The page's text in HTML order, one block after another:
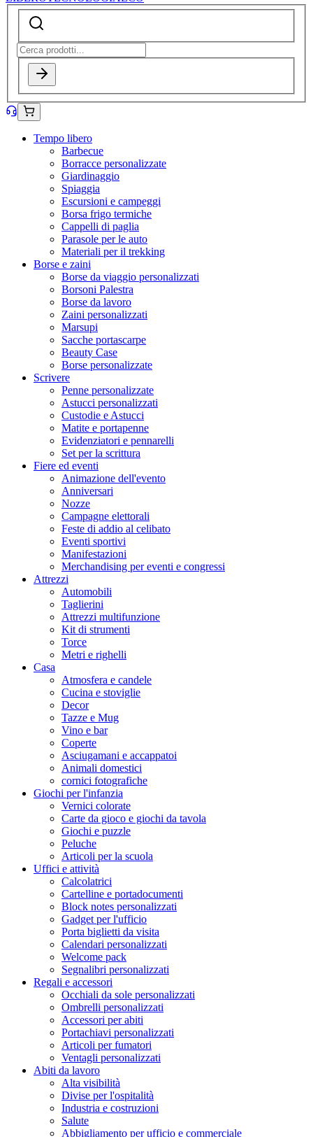
Tempo libero
Barbecue
Borracce personalizzate
Giardinaggio
Spiaggia
Escursioni e campeggi
Borsa frigo termiche
Cappelli di paglia
Parasole per le auto
Materiali per il trekking
Borse e zaini
Borse da viaggio personalizzati
Borsoni Palestra
Borse da lavoro
Zaini personalizzati
Marsupi
Sacche portascarpe
Beauty Case
Borse personalizzate
Scrivere
Penne personalizzate
Astucci personalizzati
Custodie e Astucci
Matite e portapenne
Evidenziatori e pennarelli
Set per la scrittura
Fiere ed eventi
Animazione dell'evento
Anniversari
Nozze
Campagne elettorali
Feste di addio al celibato
Eventi sportivi
Manifestazioni
Merchandising per eventi e congressi
Attrezzi
Automobili
Taglierini
Attrezzi multifunzione
Kit di strumenti
Torce
Metri e righelli
Casa
Atmosfera e candele
Cucina e stoviglie
Decor
Tazze e Mug
Vino e bar
Coperte
Asciugamani e accappatoi
Animali domestici
cornici fotografiche
Giochi per l'infanzia
Vernici colorate
Carte da gioco e giochi da tavola
Giochi e puzzle
Peluche
Articoli per la scuola
Uffici e attività
Calcolatrici
Cartelline e portadocumenti
Block notes personalizzati
Gadget per l'ufficio
Porta biglietti da visita
Calendari personalizzati
Welcome pack
Segnalibri personalizzati
Regali e accessori
Occhiali da sole personalizzati
Ombrelli personalizzati
Accessori per abiti
Portachiavi personalizzati
Articoli per fumatori
Ventagli personalizzati
Abiti da lavoro
Alta visibilità
Divise per l'ospitalità
Industria e costruzioni
Salute
Abbigliamento per ufficio e commerciale